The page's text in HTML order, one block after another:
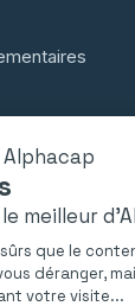
meilleur
que le
déranger,
votre visite...
est agréée
de
dans le cadre
A2026-021.
des risques,
volatilité.